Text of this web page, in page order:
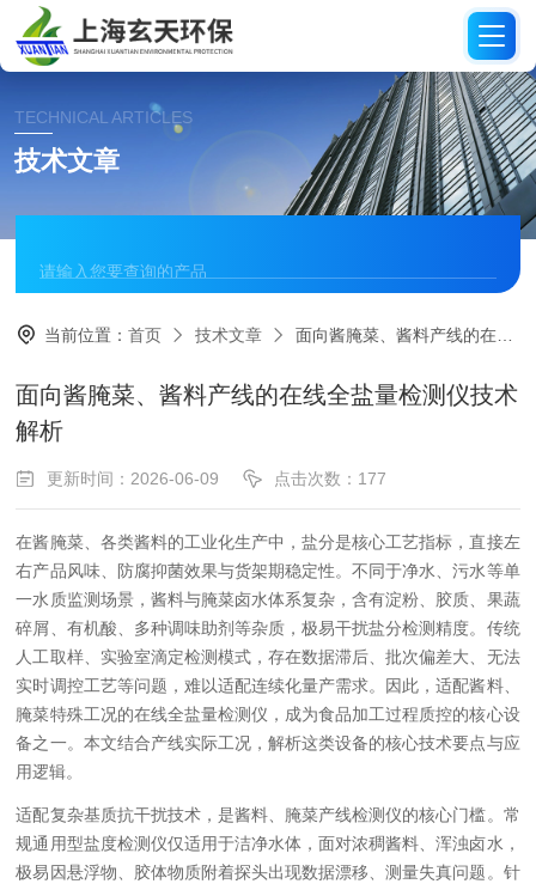
TECHNICAL ARTICLES
技术文章
当前位置：首页 技术文章 面向酱腌菜、酱料产线的在线全盐量检测仪技术解析
面向酱腌菜、酱料产线的在线全盐量检测仪技术
解析
更新时间：2026-06-09 点击次数：177
在酱腌菜、各类酱料的工业化生产中，盐分是核心工艺指标，直接左
右产品风味、防腐抑菌效果与货架期稳定性。不同于净水、污水等单
一水质监测场景，酱料与腌菜卤水体系复杂，含有淀粉、胶质、果蔬
碎屑、有机酸、多种调味助剂等杂质，极易干扰盐分检测精度。传统
人工取样、实验室滴定检测模式，存在数据滞后、批次偏差大、无法
实时调控工艺等问题，难以适配连续化量产需求。因此，适配酱料、
腌菜特殊工况的在线全盐量检测仪，成为食品加工过程质控的核心设
备之一。本文结合产线实际工况，解析这类设备的核心技术要点与应
用逻辑。
适配复杂基质抗干扰技术，是酱料、腌菜产线检测仪的核心门槛。常
规通用型盐度检测仪仅适用于洁净水体，面对浓稠酱料、浑浊卤水，
极易因悬浮物、胶体物质附着探头出现数据漂移、测量失真问题。针